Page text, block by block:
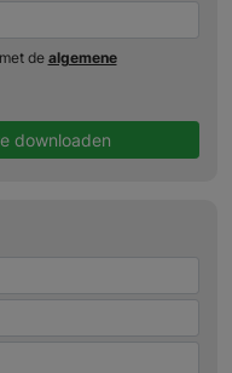
de algemene
Brochure downloaden